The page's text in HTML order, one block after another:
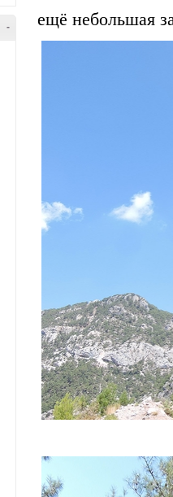
- ещё небольшая